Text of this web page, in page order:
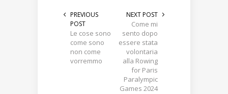
PREVIOUS
POST
Le cose sono
come sono
non come
vorremmo
NEXT POST
Come mi
sento dopo
essere stata
volontaria
alla Rowing
for Paris
Paralympic
Games 2024